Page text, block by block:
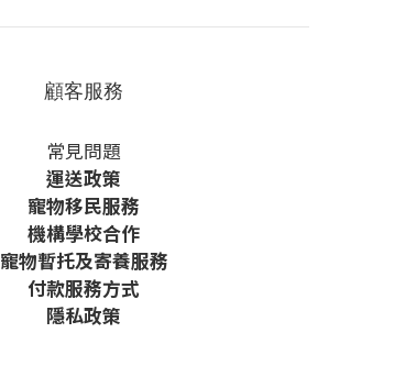
顧客服務
常見問題
運送政策
寵物移民服務
機構學校合作
寵物暫托及寄養服務
付款服務方式
隱私政策